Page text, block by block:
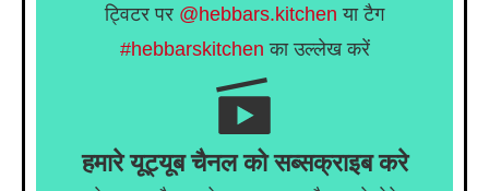
ट्विटर पर @hebbars.kitchen या टैग
#hebbarskitchen का उल्लेख करें
हमारे यूट्यूब चैनल को सब्सक्राइब करे